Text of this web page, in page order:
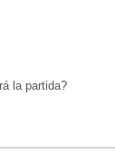
la partida?